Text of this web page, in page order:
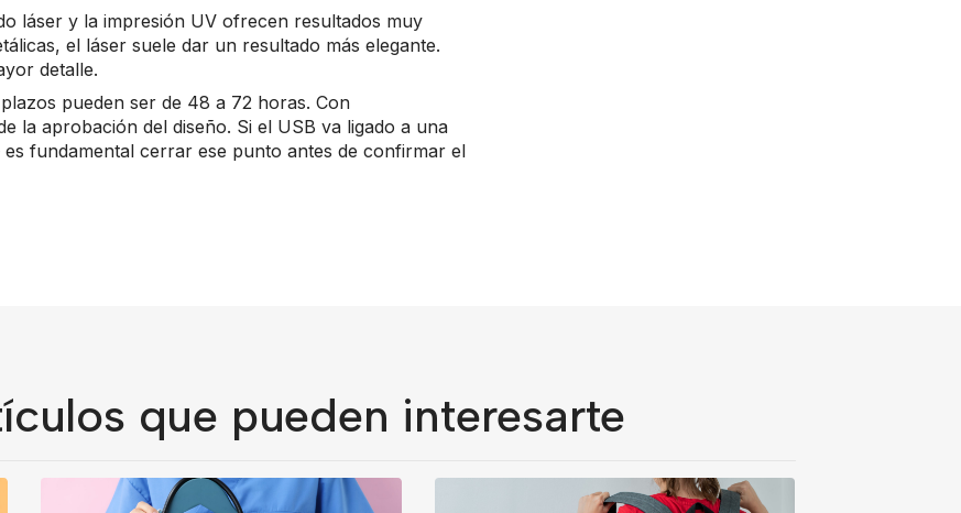
láser y la impresión UV ofrecen resultados muy
el láser suele dar un resultado más elegante.
detalle.
pueden ser de 48 a 72 horas. Con
la aprobación del diseño. Si el USB va ligado a una
fundamental cerrar ese punto antes de confirmar el
que pueden interesarte